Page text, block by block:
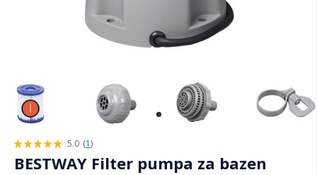
5.0 (1)
BESTWAY Filter pumpa za bazen